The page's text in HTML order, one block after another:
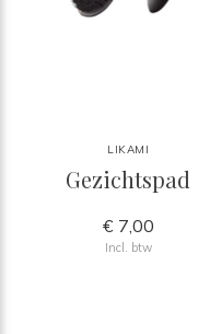
LIKAMI
Gezichtspad
€ 7,00
Incl. btw